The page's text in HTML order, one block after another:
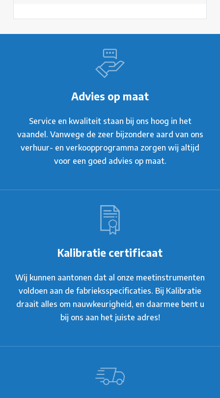
Advies op maat
Service en kwaliteit staan bij ons hoog in het
vaandel. Vanwege de zeer bijzondere aard van ons
verhuur- en verkoopprogramma zorgen wij altijd
voor een goed advies op maat.
Kalibratie certificaat
Wij kunnen aantonen dat al onze meetinstrumenten
voldoen aan de fabrieksspecificaties. Bij Kalibratie
draait alles om nauwkeurigheid, en daarmee bent u
bij ons aan het juiste adres!